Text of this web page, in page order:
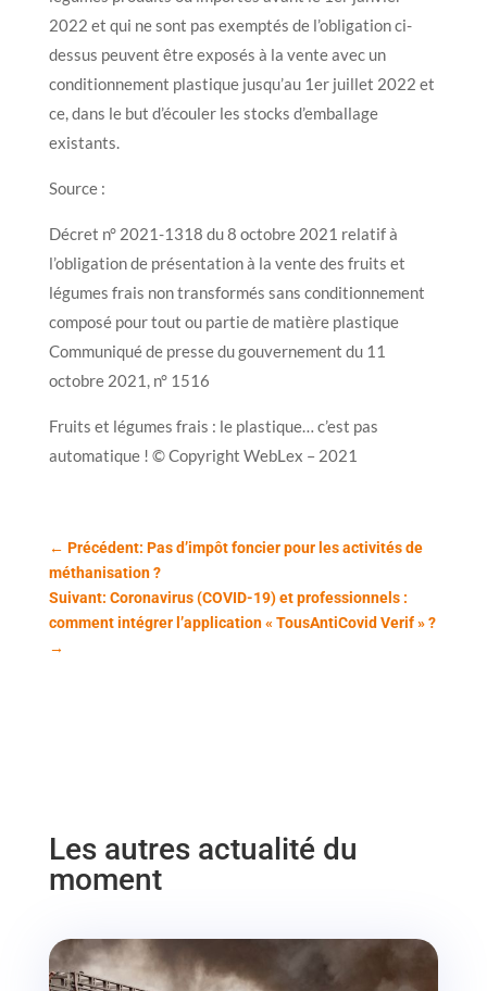
2022 et qui ne sont pas exemptés de l’obligation ci-
dessus peuvent être exposés à la vente avec un
conditionnement plastique jusqu’au 1er juillet 2022 et
ce, dans le but d’écouler les stocks d’emballage
existants.
Source :
Décret n° 2021-1318 du 8 octobre 2021 relatif à
l’obligation de présentation à la vente des fruits et
légumes frais non transformés sans conditionnement
composé pour tout ou partie de matière plastique
Communiqué de presse du gouvernement du 11
octobre 2021, n° 1516
Fruits et légumes frais : le plastique… c’est pas
automatique ! © Copyright WebLex – 2021
← Précédent: Pas d’impôt foncier pour les activités de
méthanisation ?
Suivant: Coronavirus (COVID-19) et professionnels :
comment intégrer l’application « TousAntiCovid Verif » ?
→
Les autres actualité du
moment